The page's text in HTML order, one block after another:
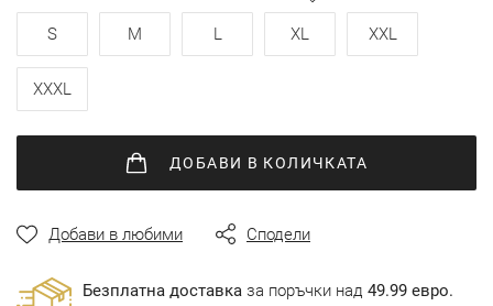
S M L XL XXL
XXXL
ДОБАВИ В КОЛИЧКАТА
Добави в любими Сподели
Безплатна доставка за поръчки над 49.99 евро.